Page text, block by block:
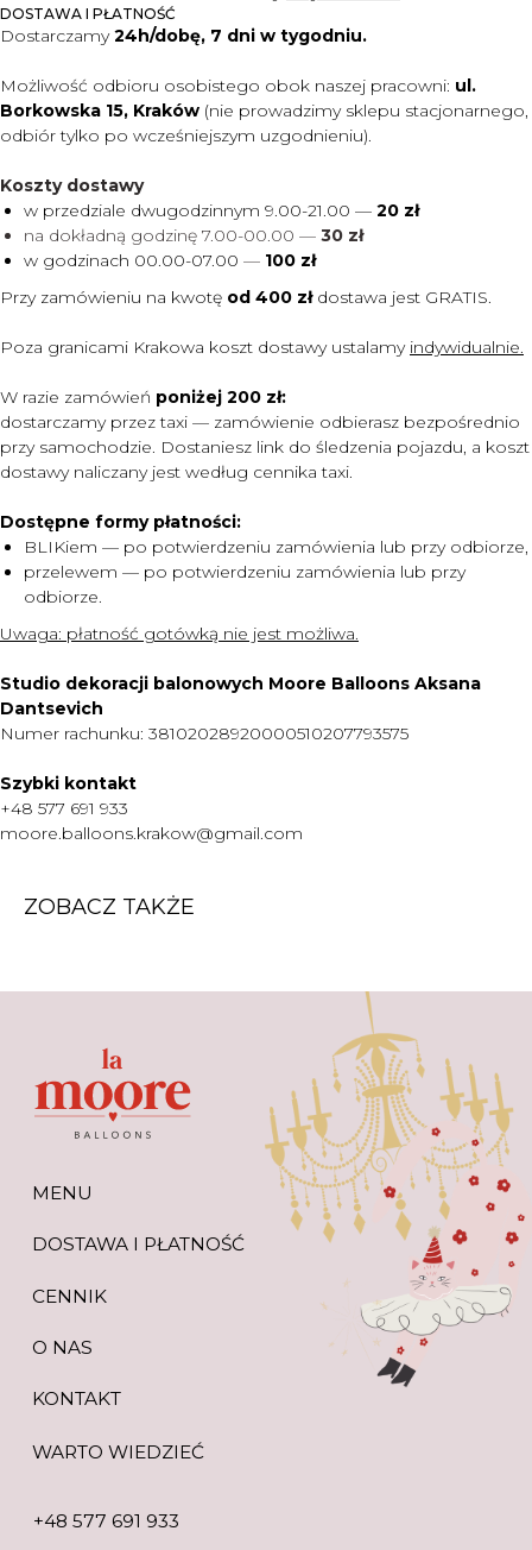
DOSTAWA I PŁATNOŚĆ
Dostarczamy24h/dobę, 7 dni w tygodniu.
Możliwość odbioru osobistego obok naszej pracowni: ul.
Borkowska 15, Kraków (nie prowadzimy sklepu stacjonarnego,
odbiór tylko po wcześniejszym uzgodnieniu).
Koszty dostawy
w przedziale dwugodzinnym 9.00-21.00 — 20 zł
na dokładną godzinę 7.00-00.00 — 30 zł
w godzinach 00.00-07.00 — 100 zł
Przy zamówieniu na kwotę od 400 zł dostawa jest GRATIS.
Poza granicami Krakowa koszt dostawy ustalamy indywidualnie.
W razie zamówień poniżej 200 zł:
dostarczamy przez taxi — zamówienie odbierasz bezpośrednio
przy samochodzie. Dostaniesz link do śledzenia pojazdu, a koszt
dostawy naliczany jest według cennika taxi.
Dostępne formy płatności:
BLIKiem — po potwierdzeniu zamówienia lub przy odbiorze,
przelewem — po potwierdzeniu zamówienia lub przy
odbiorze.
Uwaga: płatność gotówką nie jest możliwa.
Studio dekoracji balonowych Moore Balloons Aksana
Dantsevich
Numer rachunku: 38102028920000510207793575
Szybki kontakt
+48 577 691 933
moore.balloons.krakow@gmail.com
ZOBACZ TAKŻE
moore.balloons.krakow@gmail.com
KONTAKT
O NAS
CENNIK
DOSTAWA I PŁATNOŚĆ
WARTO WIEDZIEĆ
POLITYKA PRYWATNOŚCI
MENU